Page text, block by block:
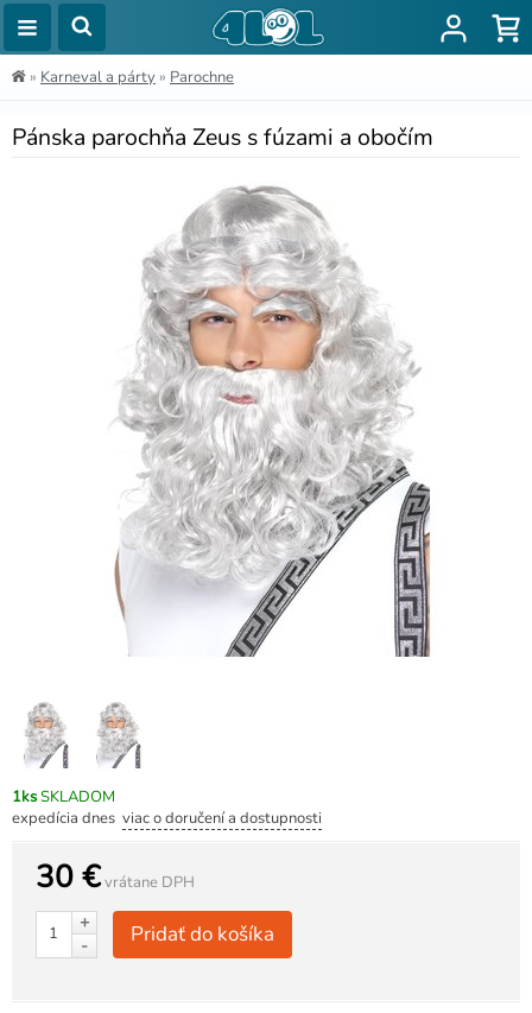
» Karneval a párty » Parochne
Pánska parochňa Zeus s fúzami a obočím
1ksSKLADOM
expedícia dnes viac o doručení a dostupnosti
30 €vrátane DPH
+
-
Pridať do košíka